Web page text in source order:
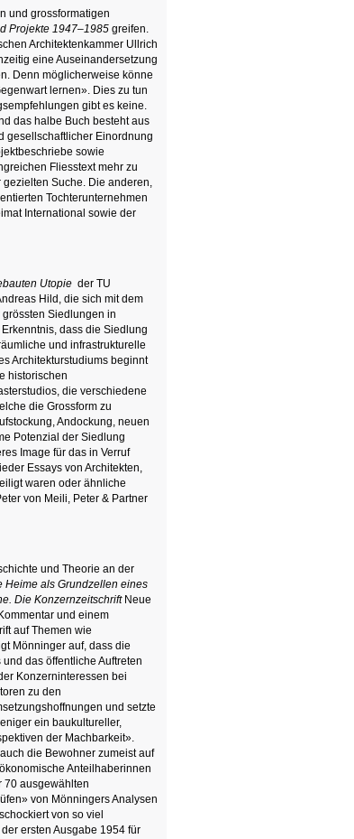
und grossformatigen
Projekte 1947–1985 greifen.
Architektenkammer Ullrich
eine Auseinandersetzung
Denn möglicherweise könne
lernen». Dies zu tun
gibt es keine.
das halbe Buch besteht aus
gesellschaftlicher Einordnung
sowie
Fliesstext mehr zu
Suche. Die anderen,
Tochterunternehmen
International sowie der
Utopie der TU
Hild, die sich mit dem
Siedlungen in
dass die Siedlung
und infrastrukturelle
Architekturstudiums beginnt
historischen
die verschiedene
die Grossform zu
Andockung, neuen
Potenzial der Siedlung
Image für das in Verruf
Essays von Architekten,
waren oder ähnliche
von Meili, Peter & Partner
und Theorie an der
Heime als Grundzellen eines
Die Konzernzeitschrift Neue
und einem
auf Themen wie
Mönninger auf, dass die
das öffentliche Auftreten
Konzerninteressen bei
zu den
und setzte
ein baukultureller,
der Machbarkeit».
die Bewohner zumeist auf
Anteilhaberinnen
70 ausgewählten
von Mönningers Analysen
von so viel
ersten Ausgabe 1954 für